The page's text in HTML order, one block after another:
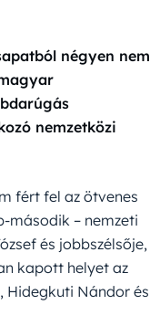
négyen nem
nemzetközi
fért fel az ötvenes
második – nemzeti
és jobbszélsője,
kapott helyet az
Nándor és